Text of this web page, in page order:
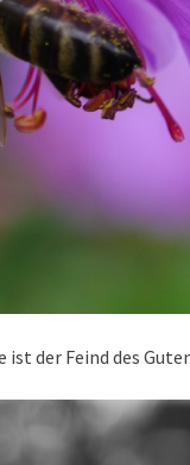
ist der Feind des